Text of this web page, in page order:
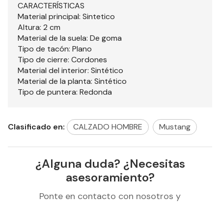
CARACTERÍSTICAS
Material principal: Sintetico
Altura: 2 cm
Material de la suela: De goma
Tipo de tacón: Plano
Tipo de cierre: Cordones
Material del interior: Sintético
Material de la planta: Sintético
Tipo de puntera: Redonda
Clasificado en: CALZADO HOMBRE Mustang
¿Alguna duda? ¿Necesitas
asesoramiento?
Ponte en contacto con nosotros y